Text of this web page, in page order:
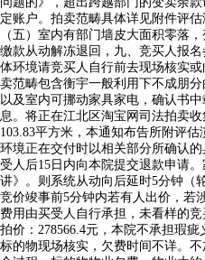
定账户。拍卖范畴具体详见附件评
（五）室内有部门墙皮大面积零落
缴款从动解冻退回，九、竞买人报
体环境请竞买人自行前去现场核实
卖范畴包含衡宇一般利用下不成朋
以及室内可挪动家具家电，确认书
息。将正在江北区淘宝网司法拍卖
103.83平方米，本通知布告所附评
环境正在交付时以相关部分所确认
受人后15日内向本院提交退款申请
讲》。则系统从动向后延时5分钟（
竞价竣事前5分钟内若有人出价，若
费用由买受人自行承担，未看样的
拍价：278566.4元，本院不承担瑕
标的物现场核实，欠费时间不详。